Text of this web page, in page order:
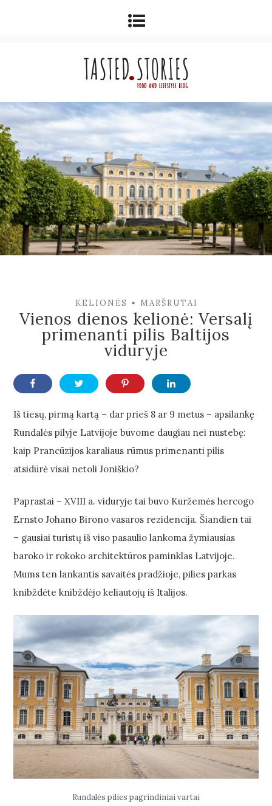
KELIONĖS • MARŠRUTAI
Vienos dienos kelionė: Versalį
primenanti pilis Baltijos
viduryje
Iš tiesų, pirmą kartą – dar prieš 8 ar 9 metus – apsilankę
Rundalės pilyje Latvijoje buvome daugiau nei nustebę:
kaip Prancūzijos karaliaus rūmus primenanti pilis
atsidūrė visai netoli Joniškio?
Paprastai – XVIII a. viduryje tai buvo Kuržemės hercogo
Ernsto Johano Birono vasaros rezidencija. Šiandien tai
– gausiai turistų iš viso pasaulio lankoma žymiausias
baroko ir rokoko architektūros paminklas Latvijoje.
Mums ten lankantis savaitės pradžioje, pilies parkas
knibždėte knibždėjo keliautojų iš Italijos.
Rundalės pilies pagrindiniai vartai